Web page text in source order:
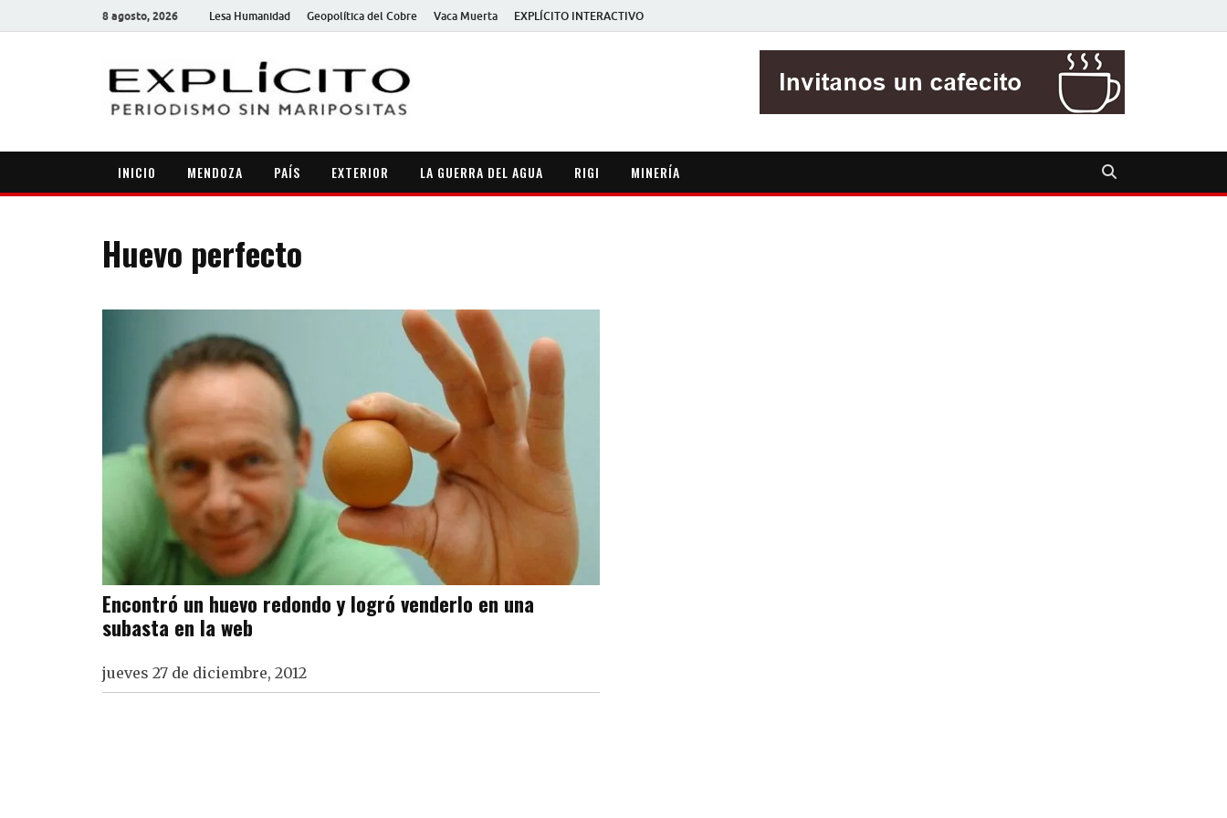
8 agosto, 2026 Lesa Humanidad Geopolítica del Cobre Vaca Muerta EXPLÍCITO INTERACTIVO
INICIO MENDOZA PAÍS EXTERIOR LA GUERRA DEL AGUA RIGI MINERÍA
Huevo perfecto
Encontró un huevo redondo y logró venderlo en una
subasta en la web
jueves 27 de diciembre, 2012